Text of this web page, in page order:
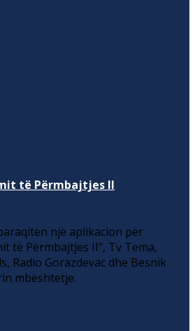
të Përmbajtjes II
një aplikacion për
të Përmbajtjes II”, Tv Tema,
Radio Gorazdevac dhe Besnik
mbështetje.